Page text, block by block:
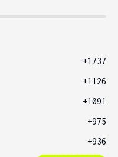
+1737
+1126
+1091
+975
+936